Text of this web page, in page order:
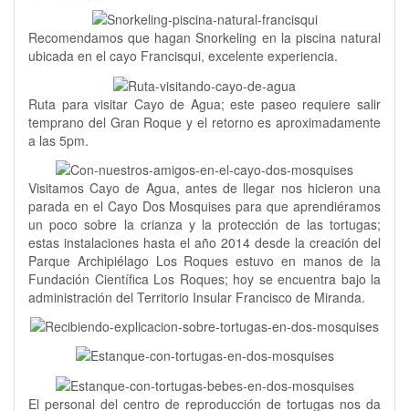
Recomendamos que hagan Snorkeling en la piscina natural
ubicada en el cayo Francisqui, excelente experiencia.
Ruta para visitar Cayo de Agua; este paseo requiere salir
temprano del Gran Roque y el retorno es aproximadamente
a las 5pm.
Visitamos Cayo de Agua, antes de llegar nos hicieron una
parada en el Cayo Dos Mosquises para que aprendiéramos
un poco sobre la crianza y la protección de las tortugas;
estas instalaciones hasta el año 2014 desde la creación del
Parque Archipiélago Los Roques estuvo en manos de la
Fundación Científica Los Roques; hoy se encuentra bajo la
administración del Territorio Insular Francisco de Miranda.
El personal del centro de reproducción de tortugas nos da